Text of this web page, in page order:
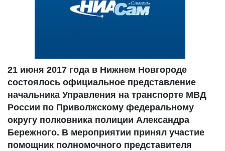
21 июня 2017 года в Нижнем Новгороде
состоялось официальное представление
начальника Управления на транспорте МВД
России по Приволжскому федеральному
округу полковника полиции Александра
Бережного. В мероприятии принял участие
помощник полномочного представителя